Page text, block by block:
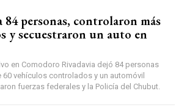
personas, controlaron más
y secuestraron un auto en
en Comodoro Rivadavia dejó 84 personas
vehículos controlados y un automóvil
fuerzas federales y la Policía del Chubut.